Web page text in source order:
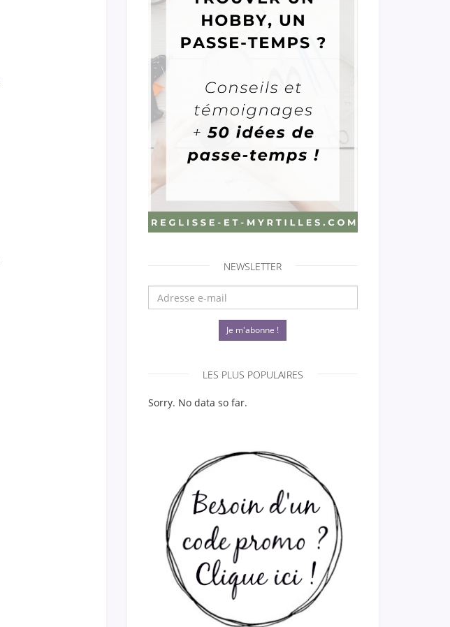
NEWSLETTER
Je m'abonne !
LES PLUS POPULAIRES
Sorry. No data so far.